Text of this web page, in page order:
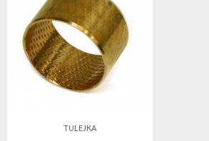
TULEJKA